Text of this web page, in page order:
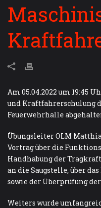
Am 05.04.2022 um 19:45
und Kraftfahrerschulung
Feuerwehrhalle
Übungsleiter OLM
Vortrag über die
Handhabung der
an die Saugstelle, über
sowie der Überprüfung
Weiters wurde